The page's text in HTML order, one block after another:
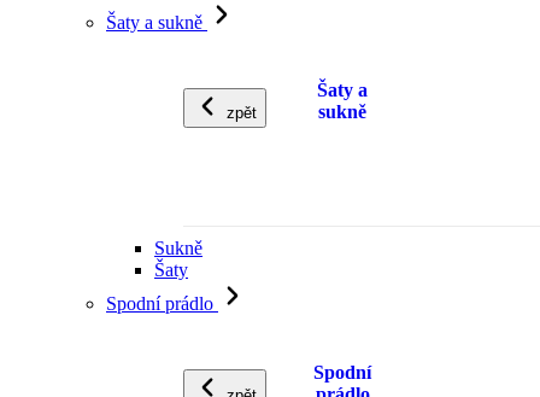
Šaty a sukně
zpět
Šaty a
sukně
Sukně
Šaty
Spodní prádlo
Spodní